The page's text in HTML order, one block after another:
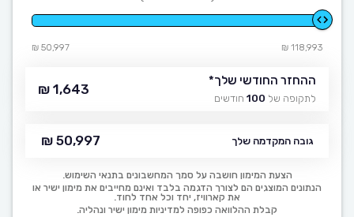
118,993 ₪
50,997 ₪
ההחזר החודשי שלך*
לתקופה של 100 חודשים
1,643 ₪
גובה המקדמה שלך 50,997 ₪
הצעת המימון חושבה על סמך המחשבונים בתנאי השימוש.
הנתונים המוצגים הם לצורך הדגמה בלבד ואינם מחייבים את מימון ישיר או
את קארוויז, יחד וכל אחד לחוד.
קבלת ההלוואה כפופה למדיניות מימון ישיר ונהליה.